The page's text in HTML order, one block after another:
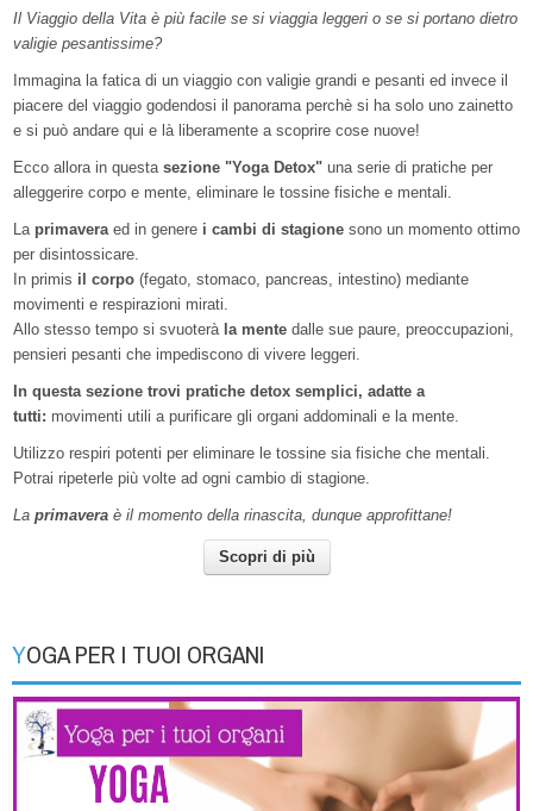
Il Viaggio della Vita è più facile se si viaggia leggeri o se si portano dietro
valigie pesantissime?
Immagina la fatica di un viaggio con valigie grandi e pesanti ed invece il
piacere del viaggio godendosi il panorama perchè si ha solo uno zainetto
e si può andare qui e là liberamente a scoprire cose nuove!
Ecco allora in questa sezione "Yoga Detox" una serie di pratiche per
alleggerire corpo e mente, eliminare le tossine fisiche e mentali.
La primavera ed in genere i cambi di stagione sono un momento ottimo
per disintossicare.
In primis il corpo (fegato, stomaco, pancreas, intestino) mediante
movimenti e respirazioni mirati.
Allo stesso tempo si svuoterà la mente dalle sue paure, preoccupazioni,
pensieri pesanti che impediscono di vivere leggeri.
In questa sezione trovi pratiche detox semplici, adatte a
tutti: movimenti utili a purificare gli organi addominali e la mente.
Utilizzo respiri potenti per eliminare le tossine sia fisiche che mentali.
Potrai ripeterle più volte ad ogni cambio di stagione.
La primavera è il momento della rinascita, dunque approfittane!
Scopri di più
YOGA PER I TUOI ORGANI